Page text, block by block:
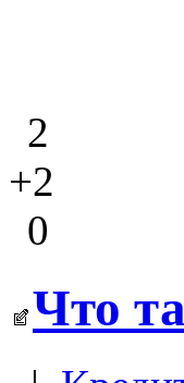
2
+2
0
Что